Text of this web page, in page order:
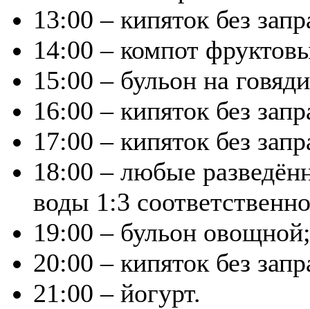
13:00 – кипяток без
14:00 – компот
15:00 – бульон на
16:00 – кипяток без
17:00 – кипяток без
18:00 – любые
воды 1:3
19:00 – бульон овощной;
20:00 – кипяток без
21:00 – йогурт.